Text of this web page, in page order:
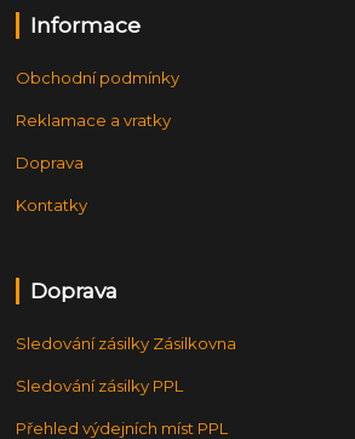
Informace
Obchodní podmínky
Reklamace a vratky
Doprava
Kontatky
Doprava
Sledování zásilky Zásilkovna
Sledování zásilky PPL
Přehled výdejních míst PPL